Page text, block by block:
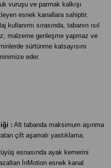
vuruşu ve parmak kalkışı
esnek kanallara sahiptir.
sırasında, tabanın ısıl
malzeme genleşme yapmaz ve
sürtünme katsayısını
eder.
: Alt tabanda maksimum aşınma
çift aşamalı yastıklama.
esnasında ayak kemerini
İnMotion esnek kanal